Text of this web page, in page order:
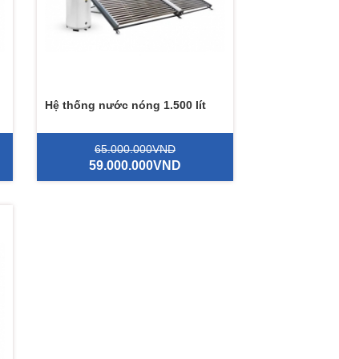
Hệ thống nước nóng 1.500 lít
65.000.000VND
59.000.000VND